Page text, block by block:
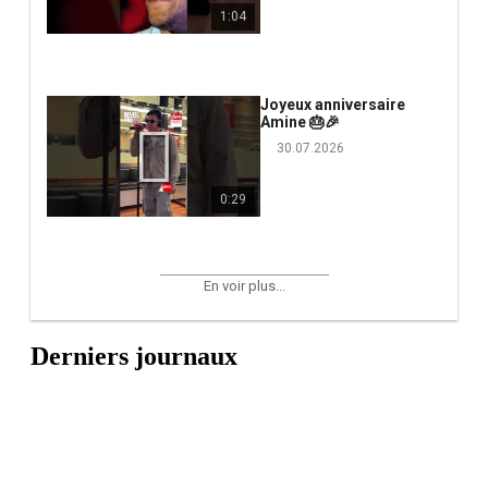
1:04
0:29
Joyeux anniversaire
Amine 🎂🎉
30.07.2026
En voir plus...
Derniers journaux